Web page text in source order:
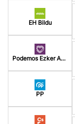
EH Bildu
Podemos Ezker Anitz
PP